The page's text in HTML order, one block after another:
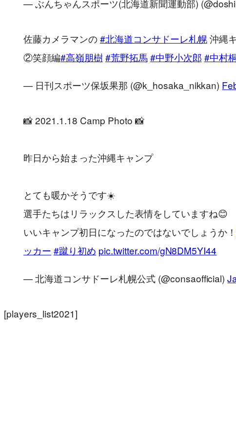
— ぶんちゃんスポーツ(北海道新聞運動部)
佐藤カメラマンの#北海道コンサドーレ札幌沖縄
②笑顔編#高嶺朋樹#荒野拓馬 #中野小次郎 #中村
— 日刊スポーツ保坂果那 (@k_hosaka_nikkan)
📸 2021.1.18 Camp Photo 📸
昨日から始まった沖縄キャンプ
とても暖かそうです☀️
選手たちはリラックスした表情をしていますね😊
いいキャンプ初日になったのではないでしょうか！
ッカー #蹴り初め pic.twitter.com/gN8DM5YI44
— 北海道コンサドーレ札幌公式 (@consaofficial)
[players_list2021]